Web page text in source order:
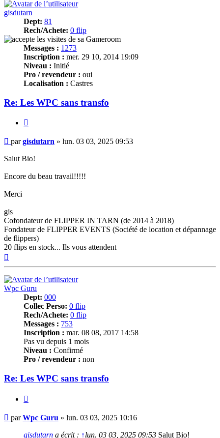
gisdutarn
Dept: 81
Rech/Achete: 0 flip
Messages : 1273
Inscription : mer. 29 10, 2014 19:09
Niveau : Initié
Pro / revendeur : oui
Localisation : Castres
Re: Les WPC sans transfo
Message
pargisdutarn » lun. 03 03, 2025 09:53
Salut Bio!
Encore du beau travail!!!!!
Merci
gis
Cofondateur de FLIPPER IN TARN (de 2014 à 2018)
Fondateur de FLIPPER EVENTS (Société de location et dépannage
de flippers)
20 flips en stock... Ils vous attendent
Wpc Guru
Dept: 000
Collec Perso: 0 flip
Rech/Achete: 0 flip
Messages : 753
Inscription : mar. 08 08, 2017 14:58
Pas vu depuis 1 mois
Niveau : Confirmé
Pro / revendeur : non
Re: Les WPC sans transfo
Message
parWpc Guru » lun. 03 03, 2025 10:16
gisdutarn a écrit : ↑lun. 03 03, 2025 09:53 Salut Bio!